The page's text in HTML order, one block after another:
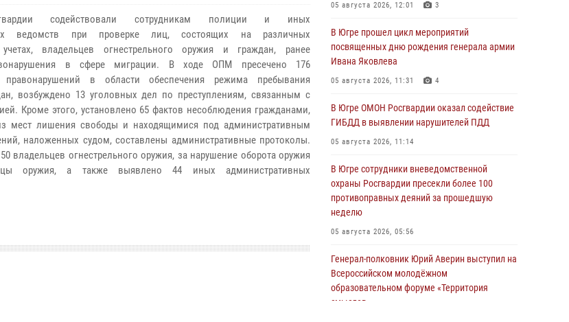
содействовали сотрудникам полиции и иных
ведомств при проверке лиц, состоящих на различных
учетах, владельцев огнестрельного оружия и граждан, ранее
в сфере миграции. В ходе ОПМ пресечено 176
правонарушений в области обеспечения режима пребывания
возбуждено 13 уголовных дел по преступлениям, связанным с
Кроме этого, установлено 65 фактов несоблюдения гражданами,
мест лишения свободы и находящимися под административным
наложенных судом, составлены административные протоколы.
владельцев огнестрельного оружия, за нарушение оборота оружия
оружия, а также выявлено 44 иных административных
05 августа 2026, 12:01 3
В Югре прошел цикл мероприятий
посвященных дню рождения генерала армии
Ивана Яковлева
05 августа 2026, 11:31 4
В Югре ОМОН Росгвардии оказал содействие
ГИБДД в выявлении нарушителей ПДД
05 августа 2026, 11:14
В Югре сотрудники вневедомственной
охраны Росгвардии пресекли более 100
противоправных деяний за прошедшую
неделю
05 августа 2026, 05:56
Генерал-полковник Юрий Аверин выступил на
Всероссийском молодёжном
образовательном форуме «Территория
смыслов»